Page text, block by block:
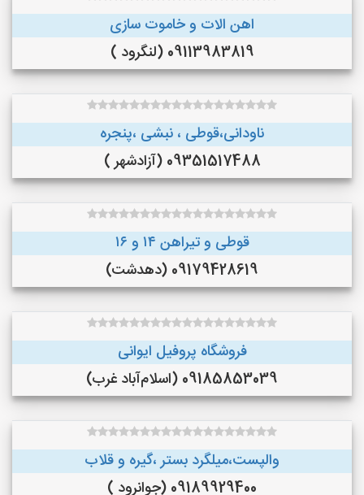
اهن الات و خاموت سازی
09113983819 (لنگرود )
ناودانی،قوطی ، نبشی ،پنجره
09351517488 (آزادشهر )
قوطی و تیراهن ۱۴ و ۱۶
09179428619 (دهدشت)
فروشگاه پروفیل ایوانی
09185853039 (اسلام‌آباد غرب)
والپست،میلگرد بستر ،گیره و قلاب
09189929400 (جوانرود )